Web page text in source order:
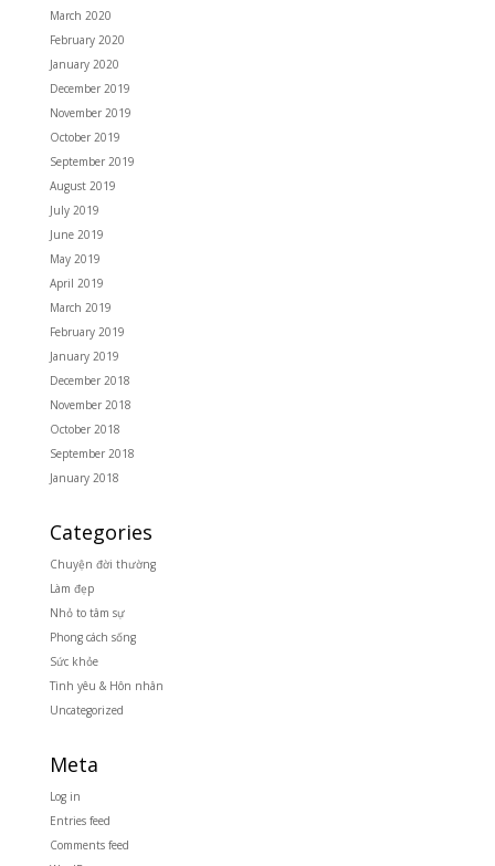
March 2020
February 2020
January 2020
December 2019
November 2019
October 2019
September 2019
August 2019
July 2019
June 2019
May 2019
April 2019
March 2019
February 2019
January 2019
December 2018
November 2018
October 2018
September 2018
January 2018
Categories
Chuyện đời thường
Làm đẹp
Nhỏ to tâm sự
Phong cách sống
Sức khỏe
Tình yêu & Hôn nhân
Uncategorized
Meta
Log in
Entries feed
Comments feed